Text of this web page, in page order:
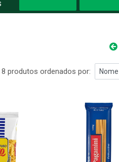
8 produtos ordenados por: